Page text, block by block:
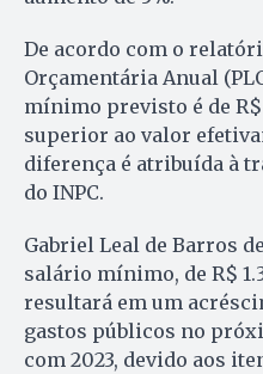
De acordo com o
Orçamentária Anual
mínimo previsto é de R$
superior ao valor
diferença é atribuída à
do INPC.
Gabriel Leal de Barros
salário mínimo, de R$
resultará em um
gastos públicos no
com 2023, devido aos